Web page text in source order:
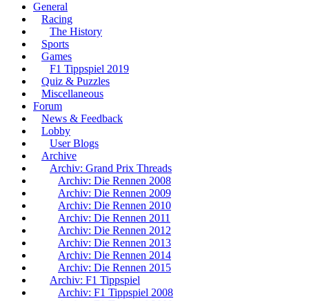
General
Racing
The History
Sports
Games
F1 Tippspiel 2019
Quiz & Puzzles
Miscellaneous
Forum
News & Feedback
Lobby
User Blogs
Archive
Archiv: Grand Prix Threads
Archiv: Die Rennen 2008
Archiv: Die Rennen 2009
Archiv: Die Rennen 2010
Archiv: Die Rennen 2011
Archiv: Die Rennen 2012
Archiv: Die Rennen 2013
Archiv: Die Rennen 2014
Archiv: Die Rennen 2015
Archiv: F1 Tippspiel
Archiv: F1 Tippspiel 2008